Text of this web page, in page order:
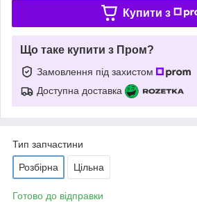
Купити з
Що таке купити з Пром?
Замовлення під захистом
Доступна доставка
Тип запчастини
Розбірна Цільна
Готово до відправки